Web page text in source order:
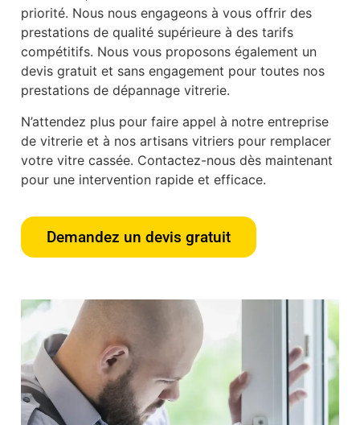
priorité. Nous nous engageons à vous offrir des
prestations de qualité supérieure à des tarifs
compétitifs. Nous vous proposons également un
devis gratuit et sans engagement pour toutes nos
prestations de dépannage vitrerie.
N’attendez plus pour faire appel à notre entreprise
de vitrerie et à nos artisans vitriers pour remplacer
votre vitre cassée. Contactez-nous dès maintenant
pour une intervention rapide et efficace.
Demandez un devis gratuit